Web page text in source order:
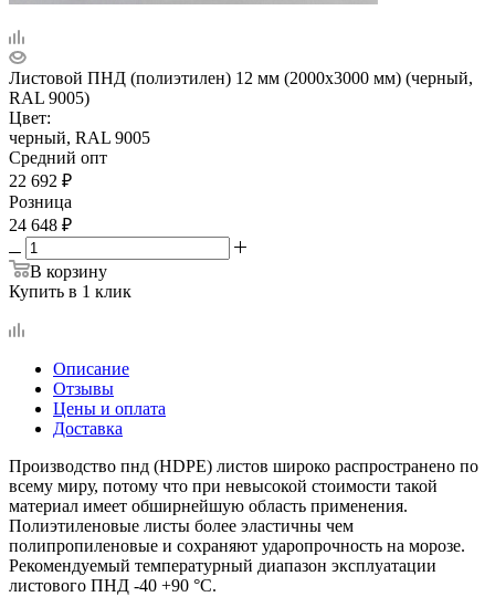
Листовой ПНД (полиэтилен) 12 мм (2000х3000 мм) (черный,
RAL 9005)
Цвет:
черный, RAL 9005
Средний опт
22 692 ₽
Розница
24 648 ₽
В корзину
Купить в 1 клик
Описание
Отзывы
Цены и оплата
Доставка
Производство пнд (HDPE) листов широко распространено по
всему миру, потому что при невысокой стоимости такой
материал имеет обширнейшую область применения.
Полиэтиленовые листы более эластичны чем
полипропиленовые и сохраняют ударопрочность на морозе.
Рекомендуемый температурный диапазон эксплуатации
листового ПНД -40 +90 °C.